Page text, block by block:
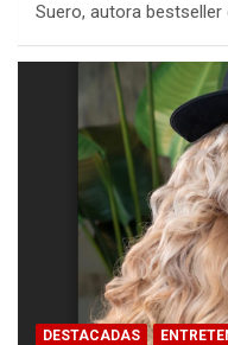
Suero, autora
DESTACADAS